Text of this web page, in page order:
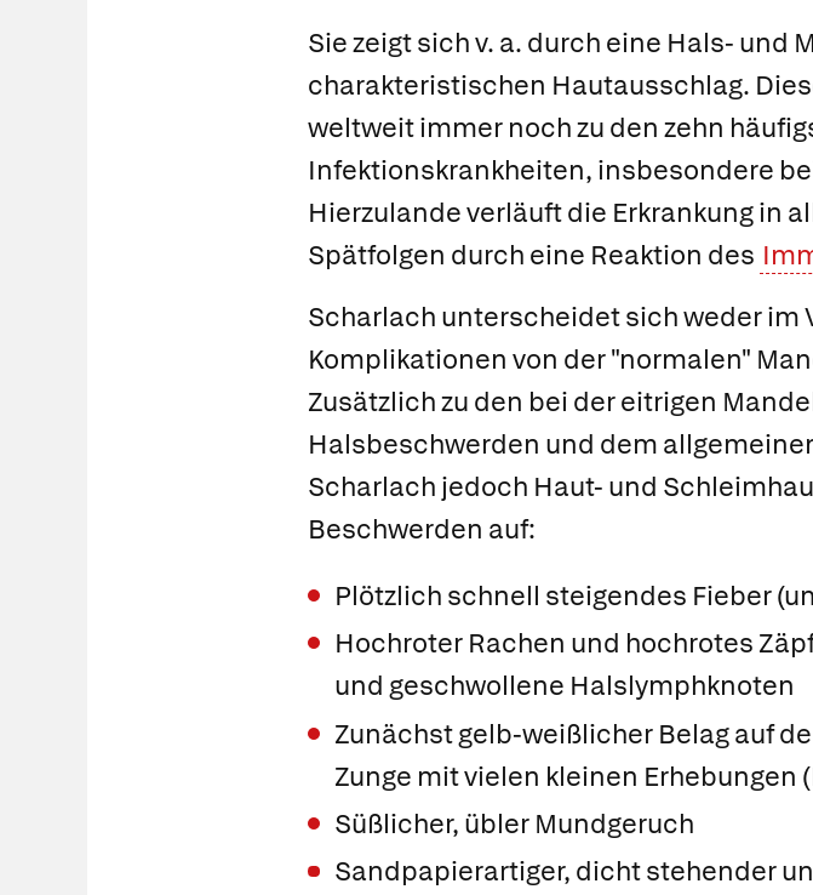
Sie zeigt sich v. a. durch eine Hals- und
charakteristischen Hautausschlag.
weltweit immer noch zu den zehn
Infektionskrankheiten, insbesondere
Hierzulande verläuft die Erkrankung in
Spätfolgen durch eine Reaktion des
Scharlach unterscheidet sich weder im
Komplikationen von der "normalen"
Zusätzlich zu den bei der eitrigen
Halsbeschwerden und dem
Scharlach jedoch Haut- und
Beschwerden auf:
Plötzlich schnell steigendes Fieber
Hochroter Rachen und hochrotes
und geschwollene Halslymphknoten
Zunächst gelb-weißlicher Belag auf
Zunge mit vielen kleinen Erhebungen (
Süßlicher, übler Mundgeruch
Sandpapierartiger, dicht stehender